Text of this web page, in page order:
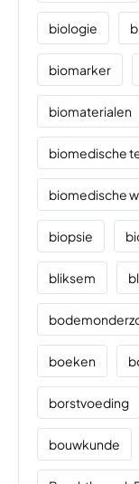
biologie
biomarker
biomaterialen
biomedische
biomedische
biopsie
bliksem
boeken
borstvoeding
bouwkunde